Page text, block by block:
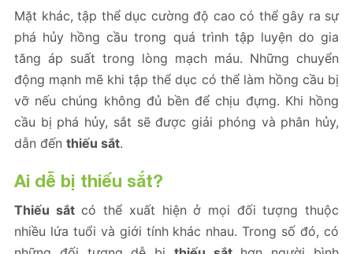
Mặt khác, tập thể dục cường độ cao có thể gây ra sự
phá hủy hồng cầu trong quá trình tập luyện do gia
tăng áp suất trong lòng mạch máu. Những chuyển
động mạnh mẽ khi tập thể dục có thể làm hồng cầu bị
vỡ nếu chúng không đủ bền để chịu đựng. Khi hồng
cầu bị phá hủy, sắt sẽ được giải phóng và phân hủy,
dẫn đến thiếu sắt.
Ai dễ bị thiếu sắt?
Thiếu sắtcó thể xuất hiện ở mọi đối tượng thuộc
nhiều lứa tuổi và giới tính khác nhau. Trong số đó, có